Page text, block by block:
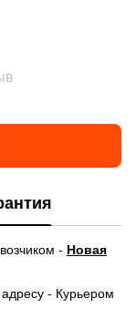
- Новая
- Курьером